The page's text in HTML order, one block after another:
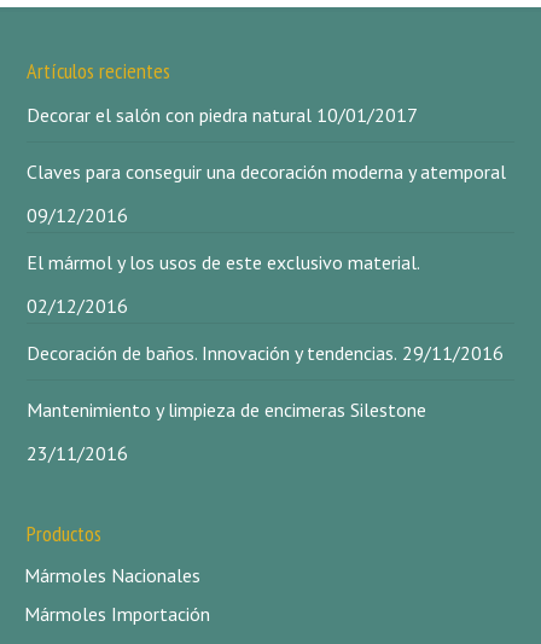
Artículos recientes
Decorar el salón con piedra natural 10/01/2017
Claves para conseguir una decoración moderna y atemporal
09/12/2016
El mármol y los usos de este exclusivo material.
02/12/2016
Decoración de baños. Innovación y tendencias. 29/11/2016
Mantenimiento y limpieza de encimeras Silestone
23/11/2016
Productos
Mármoles Nacionales
Mármoles Importación